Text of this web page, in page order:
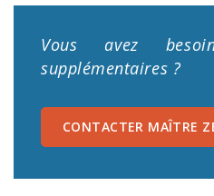
Vous avez
supplémentaires ?
CONTACTER MAÎTRE